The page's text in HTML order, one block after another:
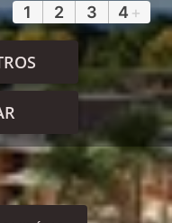
1 2 3 4 +